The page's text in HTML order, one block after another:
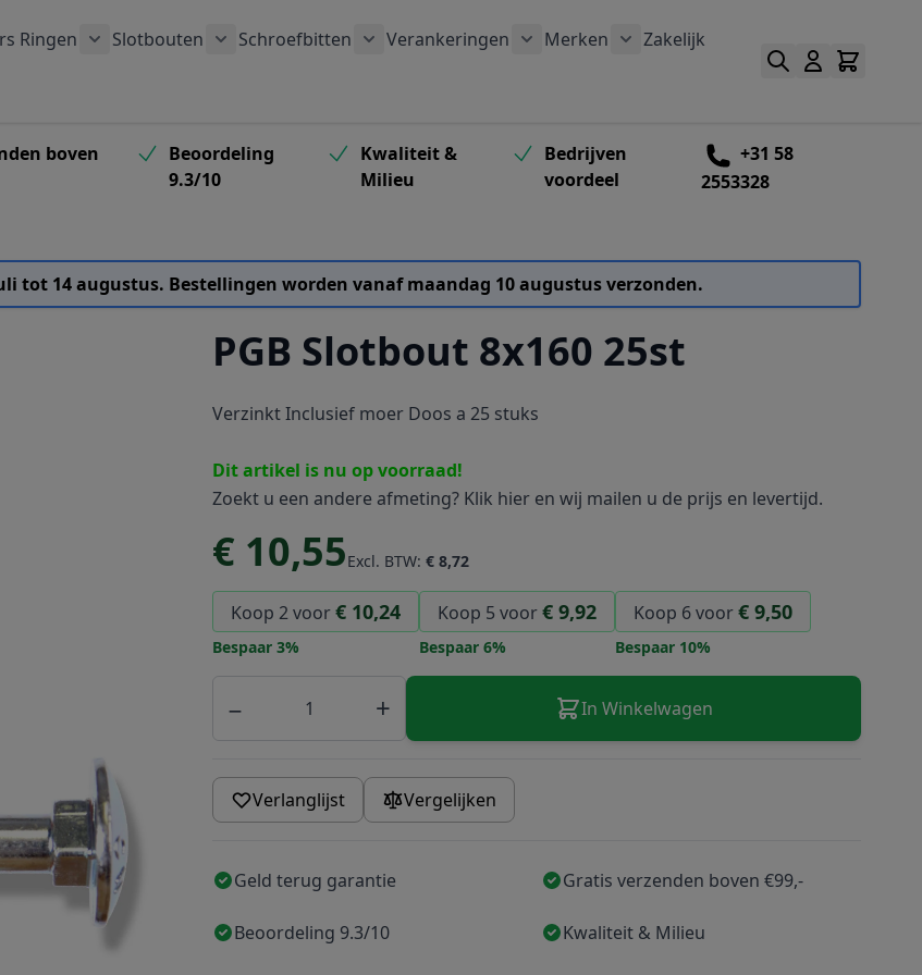
Ringen
Slotbouten
Schroefbitten
Verankeringen
Toon submenu voor Verankeringen categorie
Merken
Toon submenu voor Merken
Zakelijk
boven
Beoordeling
9.3/10
Kwaliteit &
Milieu
Bedrijven
voordeel
+31 58
2553328
tot 14 augustus. Bestellingen worden vanaf maandag 10 augustus verzonden.
PGB Slotbout 8x160 25st
image
Verzinkt Inclusief moer Doos a 25 stuks
Dit artikel is nu op voorraad!
Zoekt u een andere afmeting? Klik hier en wij mailen u de prijs en levertijd.
€ 10,55Excl. BTW: € 8,72
Koop 2 voor€ 10,24
Bespaar 3%
Koop 5 voor€ 9,92
Bespaar 6%
Koop 6 voor€ 9,50
Bespaar 10%
− + In Winkelwagen
Verlanglijst Vergelijken
Geld terug garantie Gratis verzenden boven €99,-
Beoordeling 9.3/10 Kwaliteit & Milieu